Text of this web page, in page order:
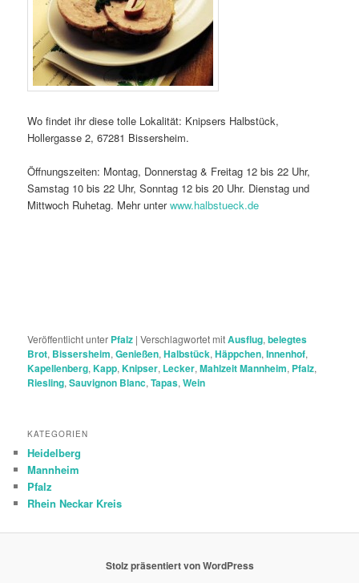
Wo findet ihr diese tolle Lokalität: Knipsers Halbstück,
Hollergasse 2, 67281 Bissersheim.
Öffnungszeiten: Montag, Donnerstag & Freitag 12 bis 22 Uhr,
Samstag 10 bis 22 Uhr, Sonntag 12 bis 20 Uhr. Dienstag und
Mittwoch Ruhetag. Mehr unterwww.halbstueck.de
Veröffentlicht unter Pfalz |Verschlagwortet mitAusflug,belegtes
Brot, Bissersheim,Genießen,Halbstück,Häppchen,Innenhof,
Kapellenberg,Kapp,Knipser, Lecker,Mahlzeit Mannheim, Pfalz,
Riesling,Sauvignon Blanc,Tapas,Wein
KATEGORIEN
Heidelberg
Mannheim
Pfalz
Rhein Neckar Kreis
Stolz präsentiert von WordPress